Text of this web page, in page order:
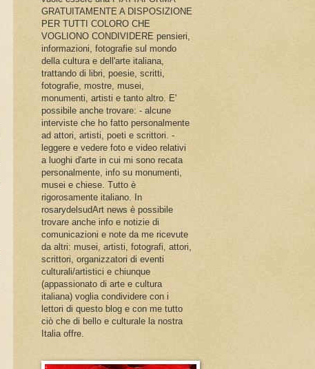
GRATUITAMENTE A DISPOSIZIONE
PER TUTTI COLORO CHE
VOGLIONO CONDIVIDERE pensieri,
informazioni, fotografie sul mondo
della cultura e dell'arte italiana,
trattando di libri, poesie, scritti,
fotografie, mostre, musei,
monumenti, artisti e tanto altro. E'
possibile anche trovare: - alcune
interviste che ho fatto personalmente
ad attori, artisti, poeti e scrittori. -
leggere e vedere foto e video relativi
a luoghi d'arte in cui mi sono recata
personalmente, info su monumenti,
musei e chiese. Tutto è
rigorosamente italiano. In
rosarydelsudArt news è possibile
trovare anche info e notizie di
comunicazioni e note da me ricevute
da altri: musei, artisti, fotografi, attori,
scrittori, organizzatori di eventi
culturali/artistici e chiunque
(appassionato di arte e cultura
italiana) voglia condividere con i
lettori di questo blog e con me tutto
ciò che di bello e culturale la nostra
Italia offre.